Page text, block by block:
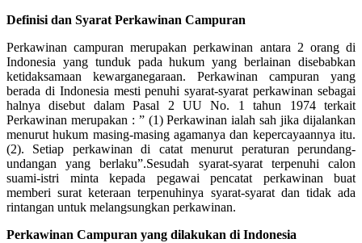
Definisi dan Syarat Perkawinan Campuran
Perkawinan campuran merupakan perkawinan antara 2 orang di
Indonesia yang tunduk pada hukum yang berlainan disebabkan
ketidaksamaan kewarganegaraan. Perkawinan campuran yang
berada di Indonesia mesti penuhi syarat-syarat perkawinan sebagai
halnya disebut dalam Pasal 2 UU No. 1 tahun 1974 terkait
Perkawinan merupakan : ” (1) Perkawinan ialah sah jika dijalankan
menurut hukum masing-masing agamanya dan kepercayaannya itu.
(2). Setiap perkawinan di catat menurut peraturan perundang-
undangan yang berlaku”.Sesudah syarat-syarat terpenuhi calon
suami-istri minta kepada pegawai pencatat perkawinan buat
memberi surat keteraan terpenuhinya syarat-syarat dan tidak ada
rintangan untuk melangsungkan perkawinan.
Perkawinan Campuran yang dilakukan di Indonesia